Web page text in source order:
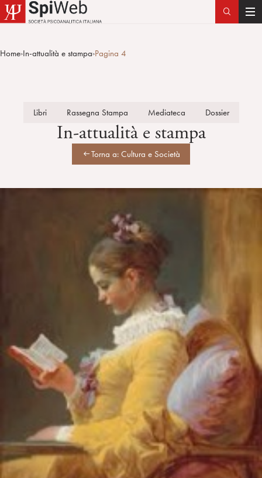
T
t
Home>In-attualità e stampa>Pagina 4
Torna a: Cultura e Società
In-attualità e stampa
Libri Rassegna Stampa Mediateca Dossier